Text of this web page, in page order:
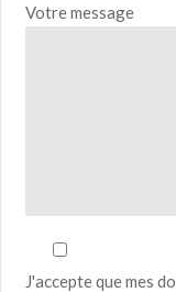
Votre message
J'accepte que mes